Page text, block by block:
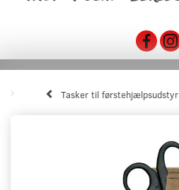
Tasker til førstehjælpsudstyr